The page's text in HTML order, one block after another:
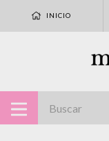
INICIO